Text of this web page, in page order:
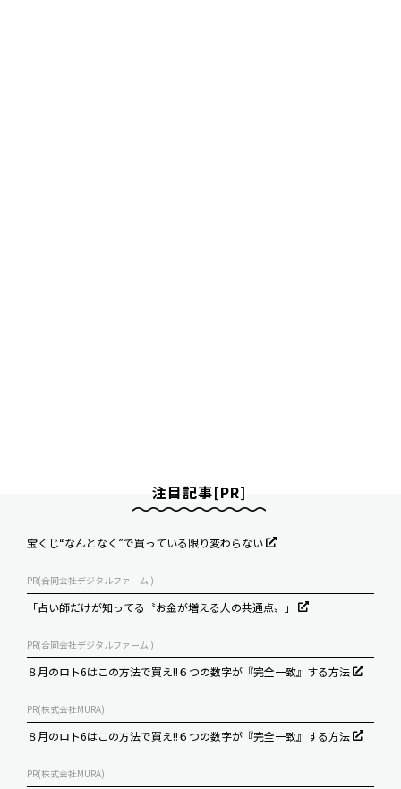
注目記事[PR]
宝くじ“なんとなく”で買っている限り変わらない
PR(合同会社デジタルファーム )
「占い師だけが知ってる〝お金が増える人の共通点〟」
PR(合同会社デジタルファーム )
８月のロト6はこの方法で買え!!６つの数字が『完全一致』する方法
PR(株式会社MURA)
８月のロト6はこの方法で買え!!６つの数字が『完全一致』する方法
PR(株式会社MURA)